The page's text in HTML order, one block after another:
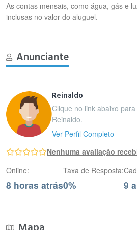
As contas mensais, como água, gás e
inclusas no valor do aluguel.
Anunciante
Reinaldo
Clique no link abaixo
Reinaldo.
Ver Perfil Completo
Nenhuma avaliação
Online:
8 horas atrás
Taxa de Resposta:
0% 9